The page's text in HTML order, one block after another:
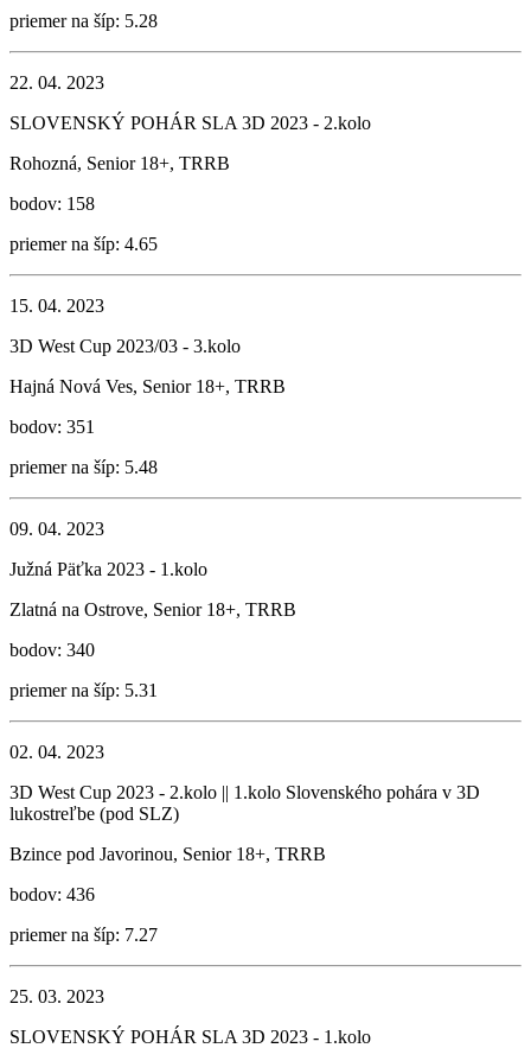
priemer na šíp: 5.28
22. 04. 2023
SLOVENSKÝ POHÁR SLA 3D 2023 - 2.kolo
Rohozná, Senior 18+, TRRB
bodov: 158
priemer na šíp: 4.65
15. 04. 2023
3D West Cup 2023/03 - 3.kolo
Hajná Nová Ves, Senior 18+, TRRB
bodov: 351
priemer na šíp: 5.48
09. 04. 2023
Južná Päťka 2023 - 1.kolo
Zlatná na Ostrove, Senior 18+, TRRB
bodov: 340
priemer na šíp: 5.31
02. 04. 2023
3D West Cup 2023 - 2.kolo || 1.kolo Slovenského pohára v 3D
lukostreľbe (pod SLZ)
Bzince pod Javorinou, Senior 18+, TRRB
bodov: 436
priemer na šíp: 7.27
25. 03. 2023
SLOVENSKÝ POHÁR SLA 3D 2023 - 1.kolo